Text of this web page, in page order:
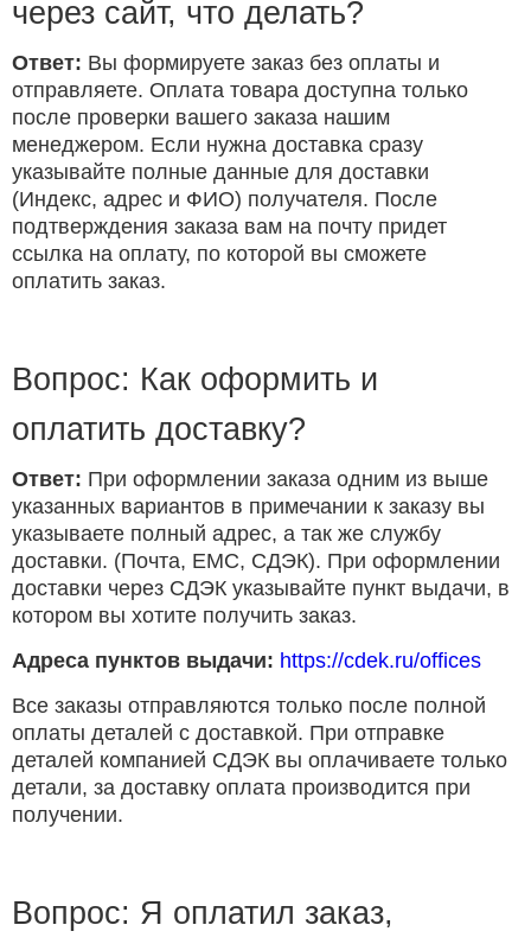
через сайт, что делать?
Ответ: Вы формируете заказ без оплаты и
отправляете. Оплата товара доступна только
после проверки вашего заказа нашим
менеджером. Если нужна доставка сразу
указывайте полные данные для доставки
(Индекс, адрес и ФИО) получателя. После
подтверждения заказа вам на почту придет
ссылка на оплату, по которой вы сможете
оплатить заказ.
Вопрос: Как оформить и
оплатить доставку?
Ответ: При оформлении заказа одним из выше
указанных вариантов в примечании к заказу вы
указываете полный адрес, а так же службу
доставки. (Почта, ЕМС, СДЭК). При оформлении
доставки через СДЭК указывайте пункт выдачи, в
котором вы хотите получить заказ.
Адреса пунктов выдачи: https://cdek.ru/offices
Все заказы отправляются только после полной
оплаты деталей с доставкой. При отправке
деталей компанией СДЭК вы оплачиваете только
детали, за доставку оплата производится при
получении.
Вопрос: Я оплатил заказ,